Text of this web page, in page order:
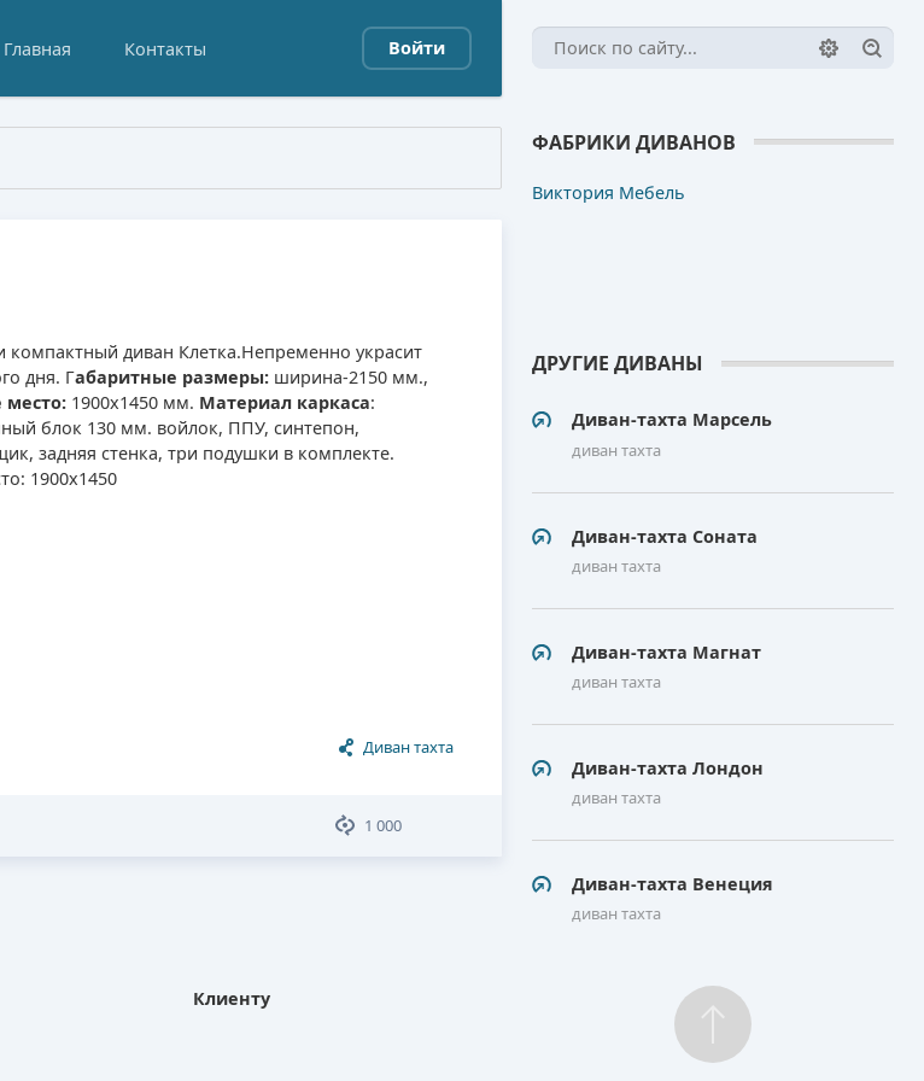
Главная Контакты Войти
компактный диван Клетка.Непременно украсит
дня. Габаритные размеры: ширина-2150 мм.,
место:1900х1450 мм. Материал каркаса:
блок 130 мм. войлок, ППУ, синтепон,
задняя стенка, три подушки в комплекте.
1900х1450
Диван тахта
1 000
ФАБРИКИ ДИВАНОВ
Виктория Мебель
ДРУГИЕ ДИВАНЫ
Диван-тахта Марсель
диван тахта
Диван-тахта Соната
диван тахта
Диван-тахта Магнат
диван тахта
Диван-тахта Лондон
диван тахта
Диван-тахта Венеция
диван тахта
Клиенту